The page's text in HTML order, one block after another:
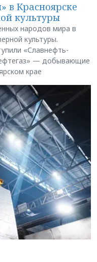
в Красноярске
культуры
народов мира в
культуры.
«Славнефть-
— добывающие
крае